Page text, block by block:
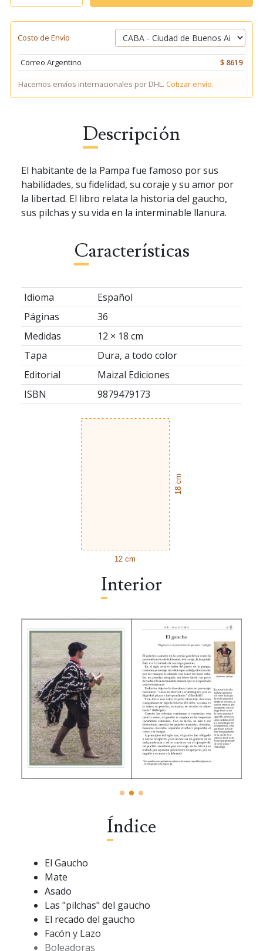
Costo de Envío
Correo Argentino $ 8619
Hacemos envíos internacionales por DHL. Cotizar envío.
Descripción
El habitante de la Pampa fue famoso por sus
habilidades, su fidelidad, su coraje y su amor por
la libertad. El libro relata la historia del gaucho,
sus pilchas y su vida en la interminable llanura.
Características
Idioma
Español
Páginas
36
Medidas
12 × 18 cm
Tapa
Dura, a todo color
Editorial
Maizal Ediciones
ISBN
9879479173
18 cm
12 cm
Interior
Índice
El Gaucho
Mate
Asado
Las "pilchas" del gaucho
El recado del gaucho
Facón y Lazo
Boleadoras